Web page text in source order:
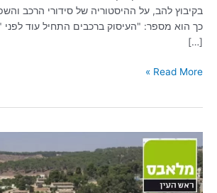
בקיבוץ להב, על ההיסטוריה של סידורי הרכב
כך הוא מספר: "העיסוק ברכבים התחיל עוד לפני
[…]
Read More »
הסיפור
של
קיבוץ
להב